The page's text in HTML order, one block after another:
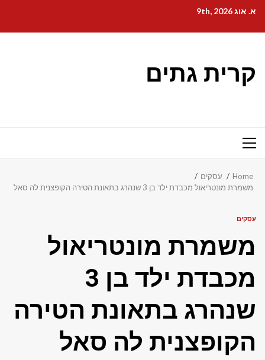
content
א. אוג 9th, 2026
קרית גתים
Primary
Home
עסקים
משמרת מונטריאול מכבדת ילד בן 3 שנהרג בתאונת הטירה הקופצנית לה סאל
עסקים
משמרת מונטריאול
מכבדת ילד בן 3
שנהרג בתאונת הטירה
הקופצנית לה סאל